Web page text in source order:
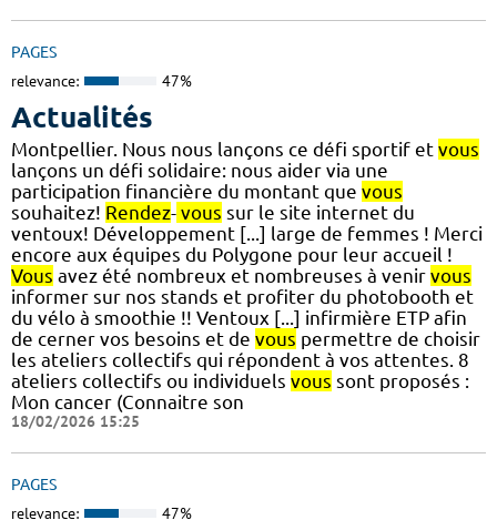
PAGES
relevance: 47%
Actualités
Montpellier. Nous nous lançons ce défi sportif et vous
lançons un défi solidaire: nous aider via une
participation financière du montant que vous
souhaitez! Rendez- vous sur le site internet du
ventoux! Développement [...] large de femmes ! Merci
encore aux équipes du Polygone pour leur accueil !
Vous avez été nombreux et nombreuses à venir vous
informer sur nos stands et profiter du photobooth et
du vélo à smoothie !! Ventoux [...] infirmière ETP afin
de cerner vos besoins et de vous permettre de choisir
les ateliers collectifs qui répondent à vos attentes. 8
ateliers collectifs ou individuels vous sont proposés :
Mon cancer (Connaitre son
18/02/2026 15:25
PAGES
relevance: 47%